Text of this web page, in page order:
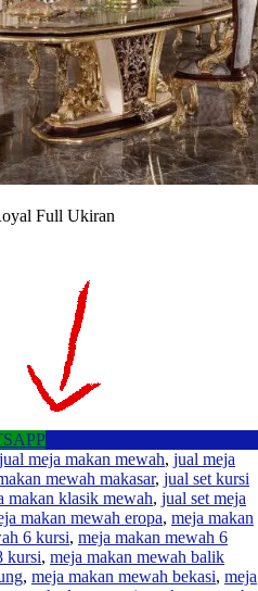
Full Ukiran
jual meja makan mewah, jual meja
mewah makasar, jual set kursi
makan klasik mewah, jual set meja
makan mewah eropa, meja makan
6 kursi, meja makan mewah 6
kursi, meja makan mewah balik
, meja makan mewah bekasi, meja